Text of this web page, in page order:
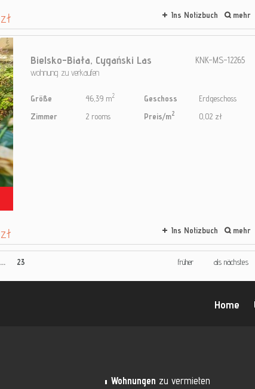
zł Ins Notizbuch mehr
Bielsko-Biała, Cygański Las
wohnung zu verkaufen
KNK-MS-12265
Größe 46,39 m2 Geschoss
Erdgeschoss
Zimmer
2 rooms Preis/m2 0,02 zł
zł Ins Notizbuch mehr
... 23 früher als nächstes
Home
Wohnungen zu vermieten